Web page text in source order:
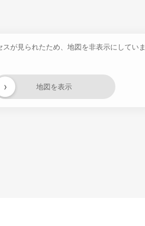
スが見られたため、地図を非表示にしていま
地図を表示
›